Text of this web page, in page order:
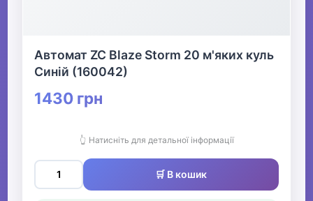
Автомат ZC Blaze Storm 20 м'яких куль
Синій (160042)
1430 грн
👆 Натисніть для детальної інформації
🛒 В кошик